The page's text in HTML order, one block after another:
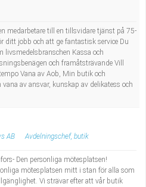
medarbetare till en tillsvidare tjänst på 75-
ditt jobb och att ge fantastisk service Du
livsmedelsbranschen Kassa och
och framåtsträvande Vill
Vana av Aob, Min butik och
av ansvar, kunskap av delikatess och
AB Avdelningschef, butik
Den personliga mötesplatsen!
mötesplatsen mitt i stan för alla som
Vi strävar efter att vår butik